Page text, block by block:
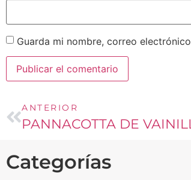
Guarda mi nombre, correo
ANTERIOR
PANNACOTTA DE
Categorías